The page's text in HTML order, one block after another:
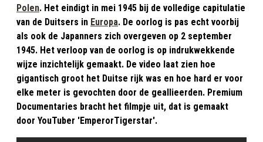
Polen. Het eindigt in mei 1945 bij de volledige capitulatie
van de Duitsers in Europa. De oorlog is pas echt voorbij
als ook de Japanners zich overgeven op 2 september
1945. Het verloop van de oorlog is op indrukwekkende
wijze inzichtelijk gemaakt. De video laat zien hoe
gigantisch groot het Duitse rijk was en hoe hard er voor
elke meter is gevochten door de geallieerden. Premium
Documentaries bracht het filmpje uit, dat is gemaakt
door YouTuber 'EmperorTigerstar'.